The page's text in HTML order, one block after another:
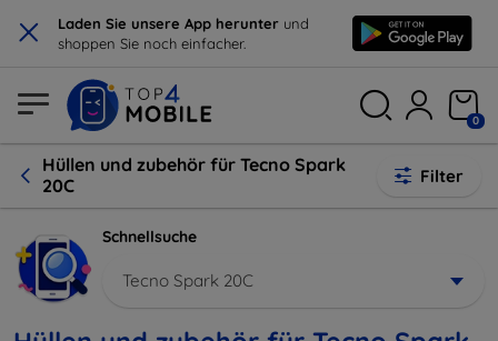
× Laden Sie unsere App herunter und
shoppen Sie noch einfacher.
0
Hüllen und zubehör für Tecno Spark
20C
Filter
Schnellsuche
Tecno Spark 20C